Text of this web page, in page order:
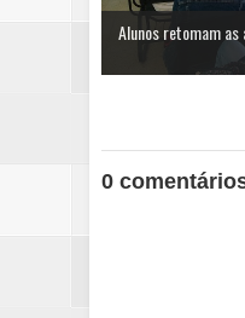
Alunos retomam as
0